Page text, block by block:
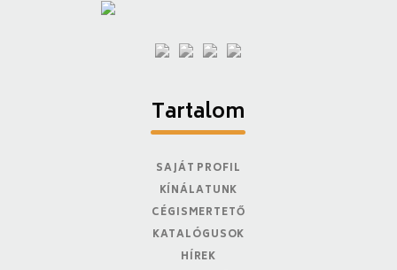
Tartalom
SAJÁT PROFIL
KÍNÁLATUNK
CÉGISMERTETŐ
KATALÓGUSOK
HÍREK